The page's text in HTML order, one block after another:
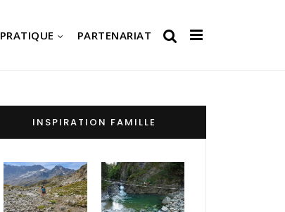
PRATIQUE PARTENARIAT
INSPIRATION FAMILLE